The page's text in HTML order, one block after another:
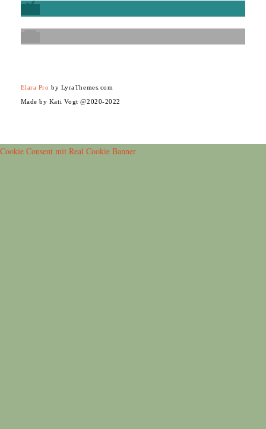
Elara Pro by LyraThemes.com
Made by Kati Vogt @2020-2022
Cookie Consent mit Real Cookie Banner